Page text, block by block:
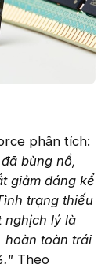
phân tích:
bùng nổ,
giảm đáng kể
trạng thiếu
nghịch lý là
hoàn toàn trái
Theo